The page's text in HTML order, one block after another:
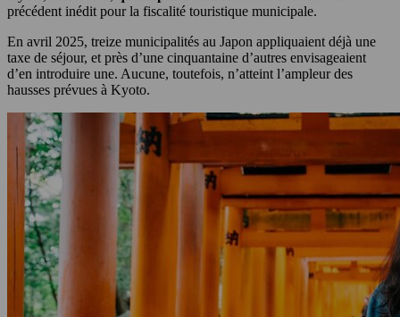
précédent inédit pour la fiscalité touristique municipale.
En avril 2025, treize municipalités au Japon appliquaient déjà une
taxe de séjour, et près d’une cinquantaine d’autres envisageaient
d’en introduire une. Aucune, toutefois, n’atteint l’ampleur des
hausses prévues à Kyoto.